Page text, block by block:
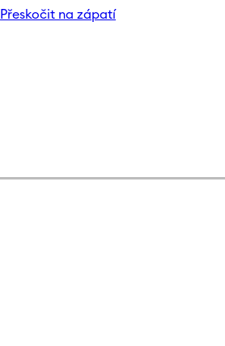
Přeskočit na zápatí